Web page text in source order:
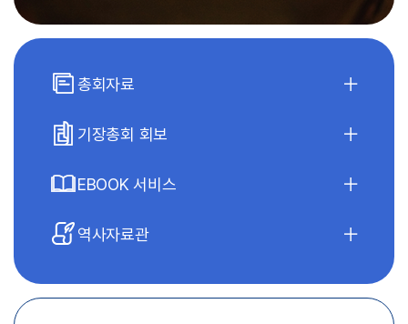
총회자료
기장총회 회보
EBOOK 서비스
역사자료관